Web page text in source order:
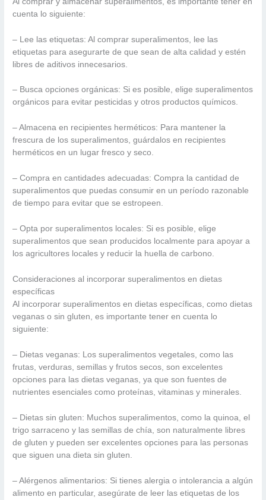
cuenta lo siguiente:
– Lee las etiquetas: Al comprar superalimentos, lee las
etiquetas para asegurarte de que sean de alta calidad y estén
libres de aditivos innecesarios.
– Busca opciones orgánicas: Si es posible, elige superalimentos
orgánicos para evitar pesticidas y otros productos químicos.
– Almacena en recipientes herméticos: Para mantener la
frescura de los superalimentos, guárdalos en recipientes
herméticos en un lugar fresco y seco.
– Compra en cantidades adecuadas: Compra la cantidad de
superalimentos que puedas consumir en un período razonable
de tiempo para evitar que se estropeen.
– Opta por superalimentos locales: Si es posible, elige
superalimentos que sean producidos localmente para apoyar a
los agricultores locales y reducir la huella de carbono.
Consideraciones al incorporar superalimentos en dietas
específicas
Al incorporar superalimentos en dietas específicas, como dietas
veganas o sin gluten, es importante tener en cuenta lo
siguiente:
– Dietas veganas: Los superalimentos vegetales, como las
frutas, verduras, semillas y frutos secos, son excelentes
opciones para las dietas veganas, ya que son fuentes de
nutrientes esenciales como proteínas, vitaminas y minerales.
– Dietas sin gluten: Muchos superalimentos, como la quinoa, el
trigo sarraceno y las semillas de chía, son naturalmente libres
de gluten y pueden ser excelentes opciones para las personas
que siguen una dieta sin gluten.
– Alérgenos alimentarios: Si tienes alergia o intolerancia a algún
alimento en particular, asegúrate de leer las etiquetas de los